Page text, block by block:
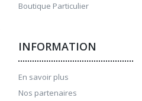
Boutique Particulier
INFORMATION
En savoir plus
Nos partenaires